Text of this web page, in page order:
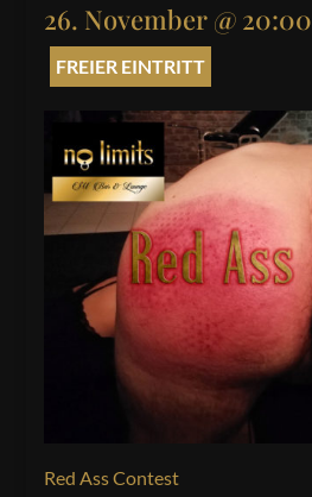
26. November @ 20:00
FREIER EINTRITT
Red Ass Contest